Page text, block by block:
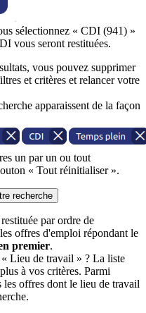
sélectionnez « CDI (941) »
vous seront restituées.
vous pouvez supprimer
et critères et relancer votre
apparaissent de la façon
un par un ou tout
« Tout réinitialiser ».
recherche
par ordre de
offres d'emploi répondant le
premier.
Lieu de travail » ? La liste
à vos critères. Parmi
les offres dont le lieu de travail